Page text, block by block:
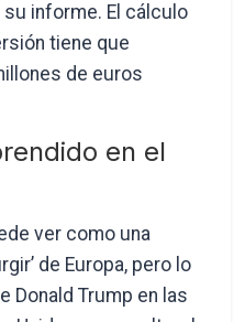
su informe. El cálculo
tiene que
de euros
en el
ver como una
de Europa, pero lo
Donald Trump en las